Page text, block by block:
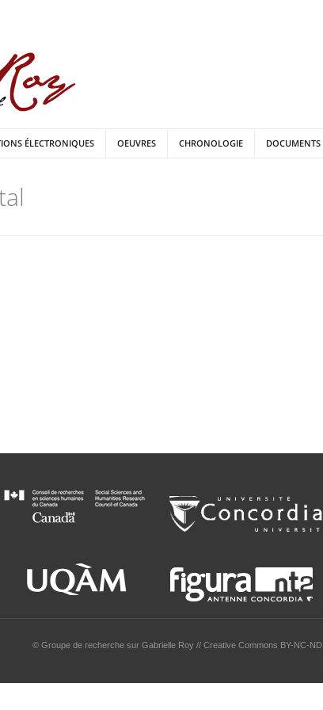
ÉLECTRONIQUES OEUVRES CHRONOLOGIE DOCUMENTS
© Groupe de recherche sur Gabrielle Roy // Creative Commons BY-NC-ND